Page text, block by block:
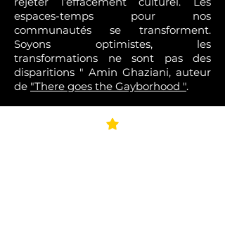
espaces-temps pour nos
communautés se transforment.
Soyons optimistes, les
transformations ne sont pas des
disparitions " Amin Ghaziani, auteur
de "There goes the Gayborhood ".
thématique en soi, mais une donnée